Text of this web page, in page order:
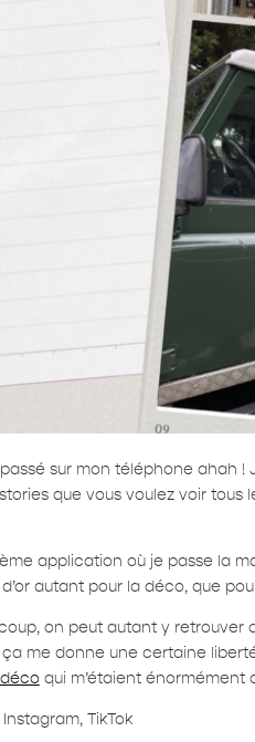
sur mon téléphone ahah !
que vous voulez voir
application où je passe la
autant pour la déco, que
on peut autant y
me donne une certaine
décoqui m’étaient énormément
TikTok